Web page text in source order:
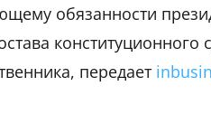
обязанности
передает